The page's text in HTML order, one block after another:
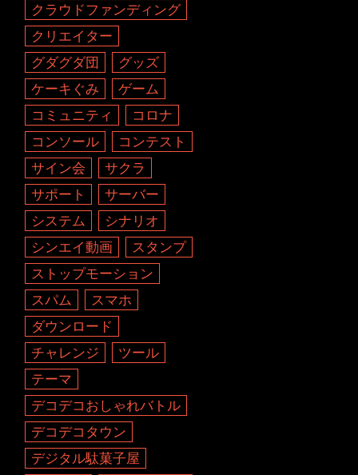
クラウドファンディング
クリエイター
グダグダ団
グッズ
ケーキぐみ
ゲーム
コミュニティ
コロナ
コンソール
コンテスト
サイン会
サクラ
サポート
サーバー
システム
シナリオ
シンエイ動画
スタンプ
ストップモーション
スパム
スマホ
ダウンロード
チャレンジ
ツール
テーマ
デコデコおしゃれバトル
デコデコタウン
デジタル駄菓子屋